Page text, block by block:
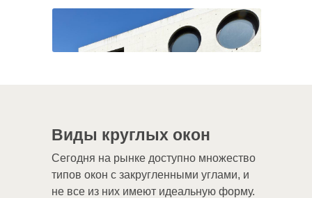
Сегодня на рынке доступно множество
типов окон с закругленными углами, и
не все из них имеют идеальную форму.
Виды круглых окон